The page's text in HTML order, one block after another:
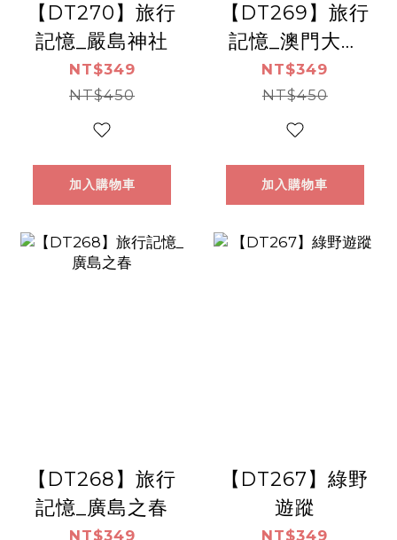
【DT270】旅行
記憶_嚴島神社
NT$349
NT$450
加入購物車
【DT269】旅行
記憶_澳門大三
巴牌坊
NT$349
NT$450
加入購物車
【DT268】旅行
記憶_廣島之春
NT$349
【DT267】綠野
遊蹤
NT$349